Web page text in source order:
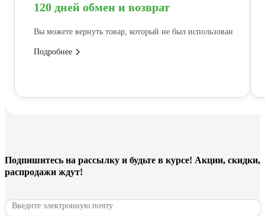
120 дней обмен и возврат
Вы можете вернуть товар, который не был использован
Подробнее
Подпишитесь на рассылку и будьте в курсе! Акции, скидки,
распродажи ждут!